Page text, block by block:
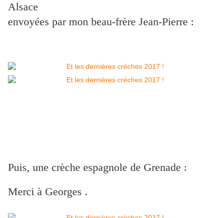
Alsace
envoyées par mon beau-frère Jean-Pierre :
Puis, une crèche espagnole de Grenade :
Merci à Georges .